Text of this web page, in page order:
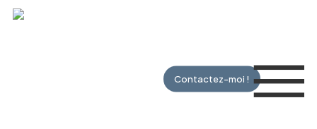
Skip
Contactez-moi !